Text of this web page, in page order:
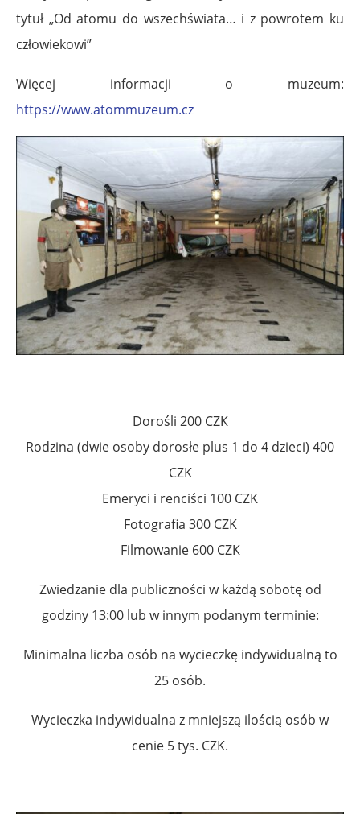
tytuł „Od atomu do wszechświata… i z powrotem ku
człowiekowi”
Więcej informacji o muzeum:
https://www.atommuzeum.cz
Dorośli 200 CZK
Rodzina (dwie osoby dorosłe plus 1 do 4 dzieci) 400
CZK
Emeryci i renciści 100 CZK
Fotografia 300 CZK
Filmowanie 600 CZK
Zwiedzanie dla publiczności w każdą sobotę od
godziny 13:00 lub w innym podanym terminie:
Minimalna liczba osób na wycieczkę indywidualną to
25 osób.
Wycieczka indywidualna z mniejszą ilością osób w
cenie 5 tys. CZK.